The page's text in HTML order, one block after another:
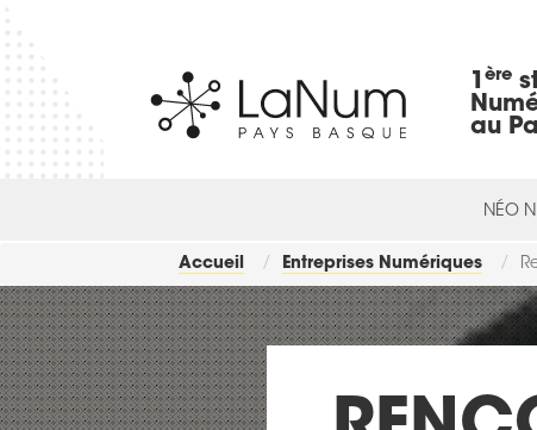
1 ère
au
NÉO
Accueil Entreprises Numériques